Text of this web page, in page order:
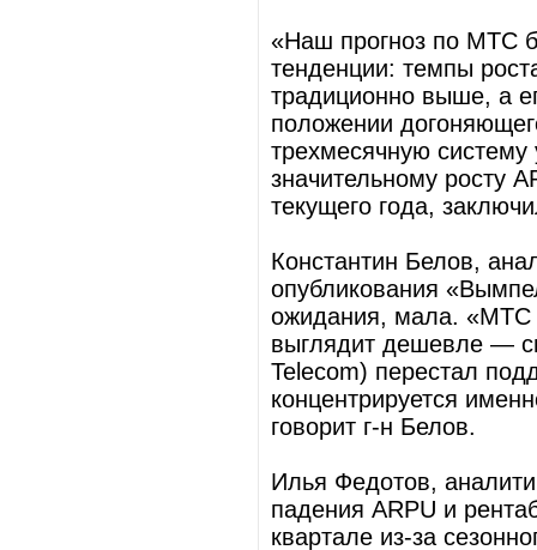
«Наш прогноз по МТС
тенденции: темпы
традиционно выше, а
положении
трехмесячную систему
значительному росту
текущего года,
Константин Белов,
опубликования
ожидания, мала. «МТС
выглядит дешевле —
Telecom) перестал
концентрируется
говорит г-н Белов.
Илья Федотов,
падения ARPU и
квартале из-за